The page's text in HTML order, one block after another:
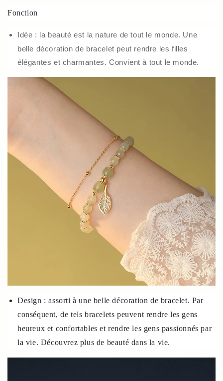
Fonction
Idée : la beauté est la nature de tout le monde. Une
belle décoration de bracelet peut rendre les filles
élégantes et charmantes. Convient à tout le monde.
Design : assorti à une belle décoration de bracelet. Par
conséquent, de tels bracelets peuvent rendre les gens
heureux et confortables et rendre les gens passionnés par
la vie. Découvrez plus de beauté dans la vie.